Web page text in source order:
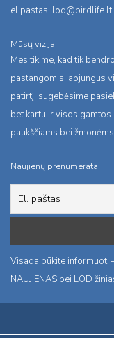
el.pastas: lod@birdlife.lt
Mūsų vizija
Mes tikime, kad tik
pastangomis, apjungus
patirtį, sugebėsime
bet kartu ir visos
paukščiams bei
Naujienų prenumerata
Visada būkite informuoti
NAUJIENAS bei LOD